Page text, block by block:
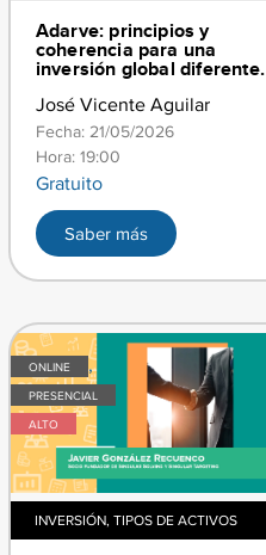
Adarve: principios y
coherencia para una
inversión global diferente.
José Vicente Aguilar
Fecha: 21/05/2026
Hora: 19:00
Gratuito
Saber más
ONLINE ,
PRESENCIAL
ALTO
INVERSIÓN, TIPOS DE ACTIVOS